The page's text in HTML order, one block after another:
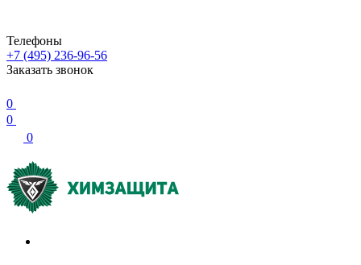
Телефоны
+7 (495) 236-96-56
Заказать звонок
0
0
0